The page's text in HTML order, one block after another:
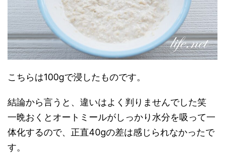
こちらは100gで浸したものです。
結論から言うと、違いはよく判りませんでした笑
一晩おくとオートミールがしっかり水分を吸って一
体化するので、正直40gの差は感じられなかったで
す。